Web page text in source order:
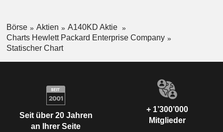
Börse Aktien
A140KD Aktie
Charts Hewlett Packard Enterprise Company
Statischer Chart
Seit über 20 Jahren
an Ihrer Seite
+ 1’300’000
Mitglieder